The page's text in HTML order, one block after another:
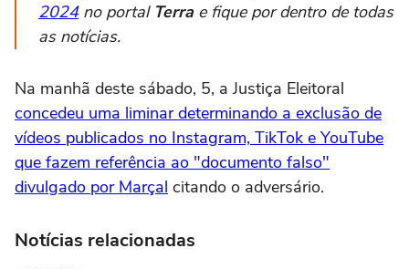
2024no portal Terrae fique por dentro de todas
as notícias.
Na manhã deste sábado, 5, a Justiça Eleitoral
concedeu uma liminar determinando a exclusão de
vídeos publicados no Instagram, TikTok e YouTube
que fazem referência ao "documento falso"
divulgado por Marçal citando o adversário.
Notícias relacionadas